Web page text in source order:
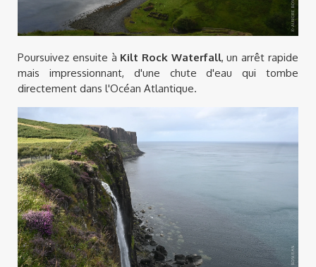
Poursuivez ensuite à Kilt Rock Waterfall, un arrêt rapide
mais impressionnant, d'une chute d'eau qui tombe
directement dans l'Océan Atlantique.